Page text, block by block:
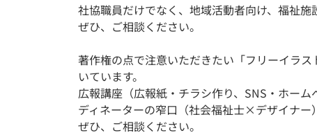
社協職員だけでなく、地域活動者向け、福祉施
ぜひ、ご相談ください。
著作権の点で注意いただきたい「フリーイラ
いています。
広報講座（広報紙・チラシ作り、SNS・ホー
ディネーターの窄口（社会福祉士×デザイナー
ぜひ、ご相談ください。